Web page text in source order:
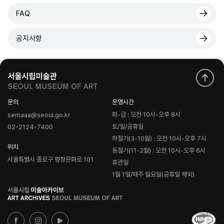
FAQ
공지사항
문의
semaaa@seoul.go.kr
02-2124-7400
위치
서울특별시 종로구 평창문화로 101
운영시간
화-금 : 오전 10시-오후 8시
토/일/공휴일
하절기(3-10월) : 오전 10시-오후 7시
동절기(11-2월) : 오전 10시-오후 6시
휴관일
1월 1일/매주 월요일(공휴일 제외)
로
고